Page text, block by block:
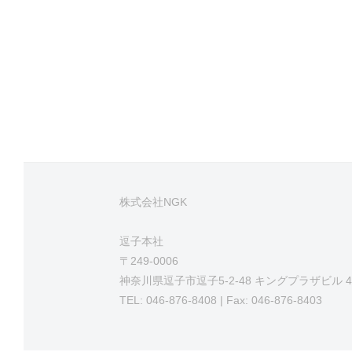
株式会社NGK
逗子本社
〒249-0006
神奈川県逗子市逗子5-2-48 キングプラザビル
TEL: 046-876-8408 | Fax: 046-876-8403